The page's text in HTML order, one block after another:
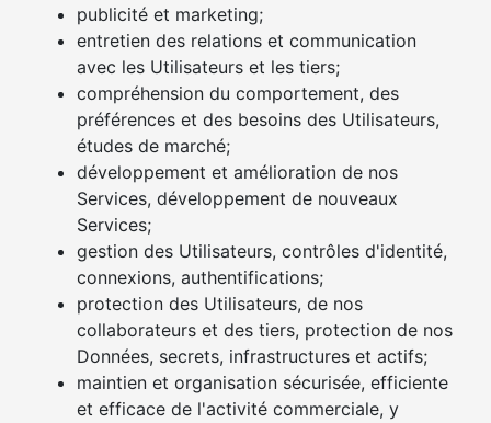
publicité et marketing;
entretien des relations et communication
avec les Utilisateurs et les tiers;
compréhension du comportement, des
préférences et des besoins des Utilisateurs,
études de marché;
développement et amélioration de nos
Services, développement de nouveaux
Services;
gestion des Utilisateurs, contrôles d'identité,
connexions, authentifications;
protection des Utilisateurs, de nos
collaborateurs et des tiers, protection de nos
Données, secrets, infrastructures et actifs;
maintien et organisation sécurisée, efficiente
et efficace de l'activité commerciale, y